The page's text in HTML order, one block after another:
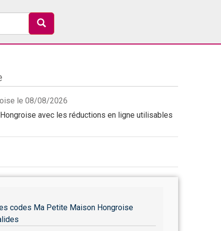
le 08/08/2026
avec les réductions en ligne utilisables
codes Ma Petite Maison Hongroise